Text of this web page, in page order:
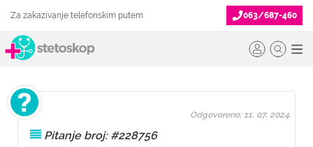
Za zakazivanje telefonskim putem 063/687-460
Pitanje broj: #228756
Odgovoreno: 11. 07. 2024.